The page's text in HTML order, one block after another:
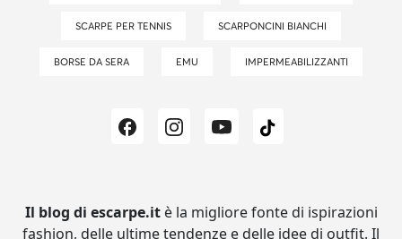
SCARPE PER TENNIS SCARPONCINI BIANCHI
BORSE DA SERA EMU IMPERMEABILIZZANTI
Il blog di escarpe.it è la migliore fonte di ispirazioni
fashion, delle ultime tendenze e delle idee di outfit. Il